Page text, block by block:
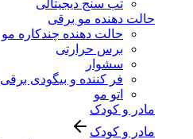
تب سنج دیجیتالی
حالت دهنده مو برقی
حالت دهنده چندکاره مو
برس حرارتی
سشوار
فر کننده و بیگودی برقی
اتو مو
مادر و کودک
مادر و کودک